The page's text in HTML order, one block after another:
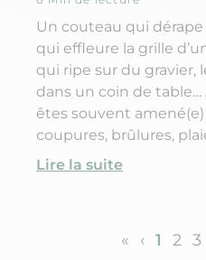
Un couteau qui
qui effleure la grille
qui ripe sur du gravier,
dans un coin de
êtes souvent
coupures, brûlures,
Mais saviez-vous que
Lire la suite
« ‹ 1 2 3